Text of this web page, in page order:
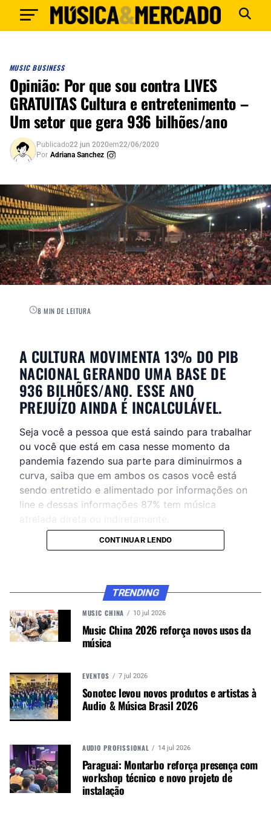
MUSIC BUSINESS
Opinião: Por que sou contra LIVES
GRATUITAS Cultura e entretenimento –
Um setor que gera 936 bilhões/ano
Publicado22 jun 2020em22/06/2020
Por Adriana Sanchez
8 MIN DE LEITURA
A CULTURA MOVIMENTA 13% DO PIB
NACIONAL GERANDO UMA BASE DE
936 BILHÕES/ANO. ESSE ANO
PREJUÍZO AINDA É INCALCULÁVEL.
Seja você a pessoa que está saindo para trabalhar
ou você que está em casa nesse momento da
pandemia fazendo sua parte para diminuirmos a
curva, saiba que em ambos os casos você está
sendo entretido e alimentado por informações on
line e dessas informações 87% tem música
WhatsApp e no Google News.
Canal WhatsApp
A trilha sonora no seriado da Netflix , do video
de lives em Instagram, Facebook, YouTube ou em
novos apps como Tik Tok que são puro
entretenimento.
CONTINUAR LENDO
TRENDING
MUSIC CHINA 10 jul 2026
Music China 2026 reforça novos usos da
música
EVENTOS 7 jul 2026
Sonotec levou novos produtos e artistas à
Audio & Música Brasil 2026
AUDIO PROFISSIONAL 14 jul 2026
Paraguai: Montarbo reforça presença com
workshop técnico e novo projeto de
instalação